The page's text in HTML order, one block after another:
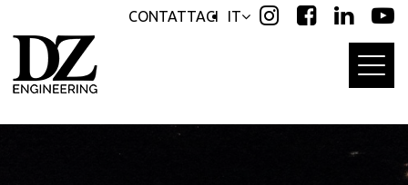
links
to
primary
navigation
IT
CONTATTACI